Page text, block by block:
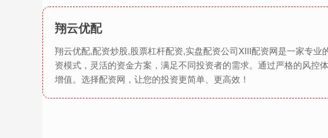
翔云优配
翔云优配,配资炒股,股票杠杆配资,实盘配资公司XIII‌配资网是一家专
资模式，灵活的资金方案，满足不同投资者的需求。通过严格的风
增值。选择配资网，让您的投资更简单、更高效！